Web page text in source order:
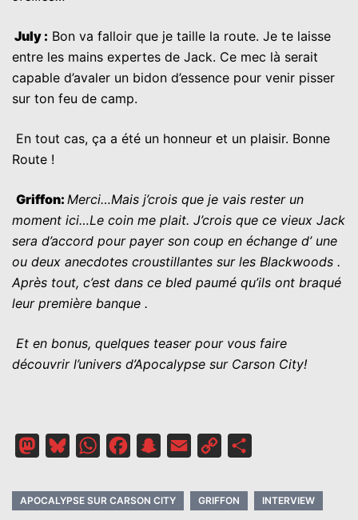
July : Bon va falloir que je taille la route. Je te laisse
entre les mains expertes de Jack. Ce mec là serait
capable d’avaler un bidon d’essence pour venir pisser
sur ton feu de camp.
En tout cas, ça a été un honneur et un plaisir. Bonne
Route !
Griffon: Merci…Mais j’crois que je vais rester un
moment ici…Le coin me plait. J’crois que ce vieux Jack
sera d’accord pour payer son coup en échange d’ une
ou deux anecdotes croustillantes sur les Blackwoods .
Après tout, c’est dans ce bled paumé qu’ils ont braqué
leur première banque .
Et en bonus, quelques teaser pour vous faire
découvrir l’univers d’Apocalypse sur Carson City!
MastodonBlueskyWhatsAppFacebookSnapchat
Email
Copy
APOCALYPSE SUR CARSON CITY GRIFFON INTERVIEW